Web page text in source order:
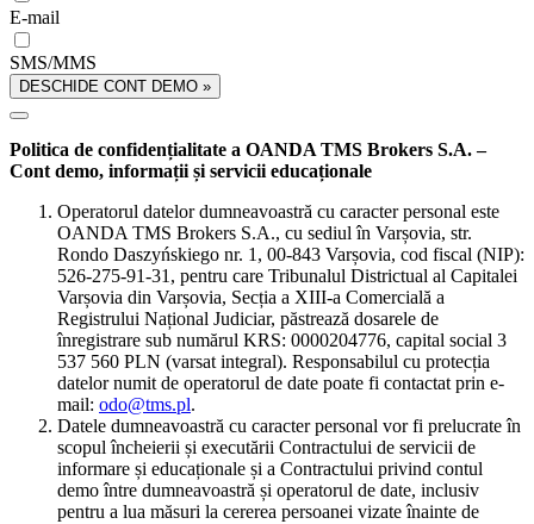
E-mail
SMS/MMS
DESCHIDE CONT DEMO »
Politica de confidențialitate a OANDA TMS Brokers S.A. –
Cont demo, informații și servicii educaționale
Operatorul datelor dumneavoastră cu caracter personal este
OANDA TMS Brokers S.A., cu sediul în Varșovia, str.
Rondo Daszyńskiego nr. 1, 00-843 Varșovia, cod fiscal (NIP):
526-275-91-31, pentru care Tribunalul Districtual al Capitalei
Varșovia din Varșovia, Secția a XIII-a Comercială a
Registrului Național Judiciar, păstrează dosarele de
înregistrare sub numărul KRS: 0000204776, capital social 3
537 560 PLN (varsat integral). Responsabilul cu protecția
datelor numit de operatorul de date poate fi contactat prin e-
mail: odo@tms.pl.
Datele dumneavoastră cu caracter personal vor fi prelucrate în
scopul încheierii și executării Contractului de servicii de
informare și educaționale și a Contractului privind contul
demo între dumneavoastră și operatorul de date, inclusiv
pentru a lua măsuri la cererea persoanei vizate înainte de